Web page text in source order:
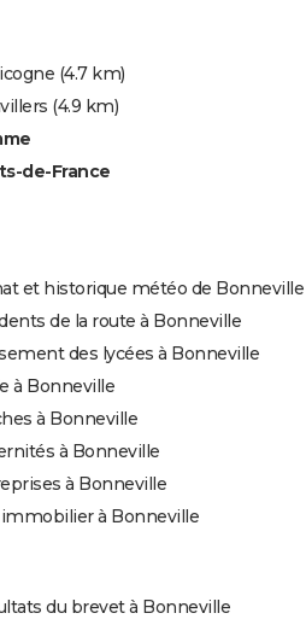
(4.7 km)
(4.9 km)
de-France
et historique météo de Bonneville
de la route à Bonneville
des lycées à Bonneville
à Bonneville
à Bonneville
à Bonneville
à Bonneville
à Bonneville
du brevet à Bonneville